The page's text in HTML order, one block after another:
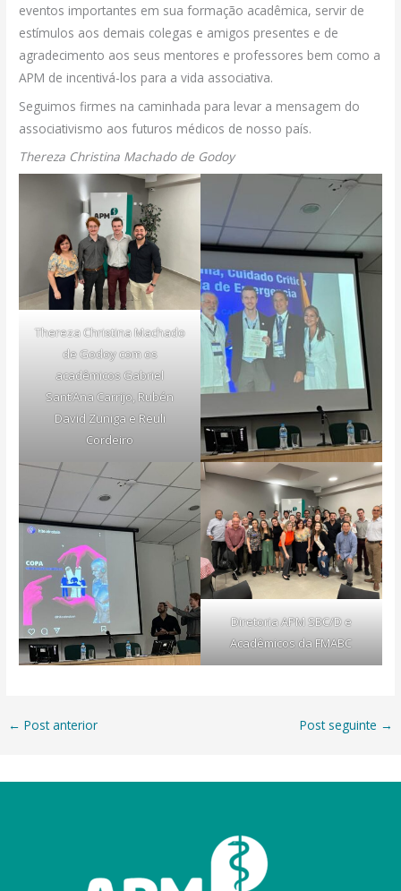
eventos importantes em sua formação acadêmica, servir de
estímulos aos demais colegas e amigos presentes e de
agradecimento aos seus mentores e professores bem como a
APM de incentivá-los para a vida associativa.
Seguimos firmes na caminhada para levar a mensagem do
associativismo aos futuros médicos de nosso país.
Thereza Christina Machado de Godoy
Thereza Christina Machado
de Godoy com os
acadêmicos Gabriel
Sant’Ana Carrijo, Rubén
David Zuniga e Reuli
Cordeiro
Diretoria APM SBC/D e
Acadêmicos da FMABC
← Post anterior Post seguinte →